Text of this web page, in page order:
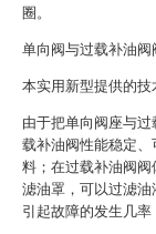
圈。
单向阀与过载补油阀
本实用新型提供的技
由于把单向阀座与
载补油阀性能稳定
料；在过载补油阀
滤油罩，可以过滤
引起故障的发生几率